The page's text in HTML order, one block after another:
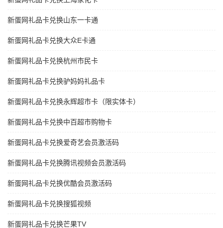
新蛋网礼品卡兑换山东一卡通
新蛋网礼品卡兑换大众E卡通
新蛋网礼品卡兑换杭州市民卡
新蛋网礼品卡兑换驴妈妈礼品卡
新蛋网礼品卡兑换永辉超市卡（限实体卡）
新蛋网礼品卡兑换中百超市购物卡
新蛋网礼品卡兑换爱奇艺会员激活码
新蛋网礼品卡兑换腾讯视频会员激活码
新蛋网礼品卡兑换优酷会员激活码
新蛋网礼品卡兑换搜狐视频
新蛋网礼品卡兑换芒果TV